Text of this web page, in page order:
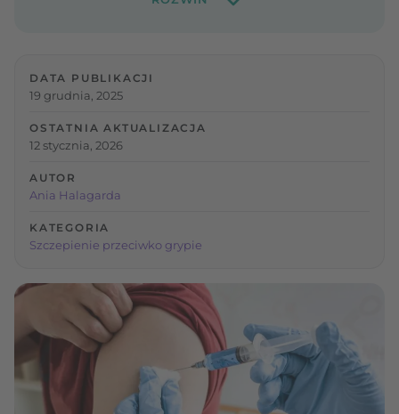
DATA PUBLIKACJI
19 grudnia, 2025
OSTATNIA AKTUALIZACJA
12 stycznia, 2026
AUTOR
Ania Halagarda
KATEGORIA
Szczepienie przeciwko grypie